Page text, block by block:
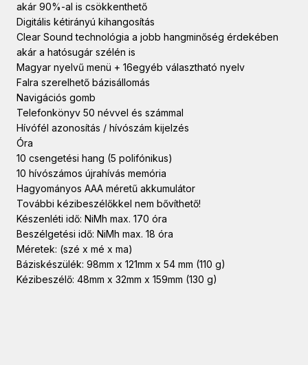
akár 90%-al is csökkenthető
Digitális kétirányú kihangosítás
Clear Sound technológia a jobb hangminőség érdekében
akár a hatósugár szélén is
Magyar nyelvű menü + 16egyéb választható nyelv
Falra szerelhető bázisállomás
Navigációs gomb
Telefonkönyv 50 névvel és számmal
Hívófél azonosítás / hívószám kijelzés
Óra
10 csengetési hang (5 polifónikus)
10 hívószámos újrahívás memória
Hagyományos AAA méretű akkumulátor
További kézibeszélőkkel nem bővíthető!
Készenléti idő: NiMh max. 170 óra
Beszélgetési idő: NiMh max. 18 óra
Méretek: (szé x mé x ma)
Báziskészülék: 98mm x 121mm x 54 mm (110 g)
Kézibeszélő: 48mm x 32mm x 159mm (130 g)